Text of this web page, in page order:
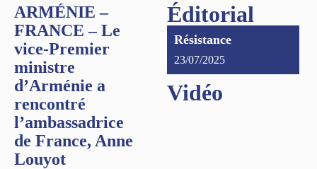
ARMÉNIE –
FRANCE – Le
vice-Premier
ministre
d’Arménie a
rencontré
l’ambassadrice
de France, Anne
Louyot
Éditorial
Résistance
23/07/2025
Vidéo